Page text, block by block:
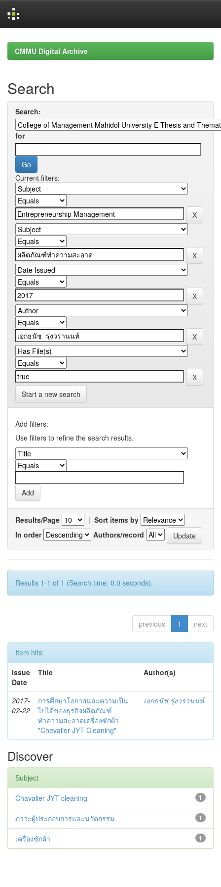
navigationCMMU Digital Archive
Search
Search:
for
Current filters:
Start a new search
Add filters:
Use filters to refine the search results.
Results/Page | Sort items by
In order
Authors/record
Results 1-1 of 1 (Search time: 0.0 seconds).
previous 1 next
Item hits:
Issue
Date
Title Author(s)
2017-
02-22
การศึกษาโอกาสและความเป็น
ไปได้ของธุรกิจผลิตภัณฑ์
ทำความสะอาดเครื่องซักผ้า
"Chevalier JYT Cleaning"
เอกธนัช รุ่งวรานนท์
Discover
Subject
1
Chavalier JYT cleaning
1
ภาวะผู้ประกอบการและนวัตกรรม
1
เครื่องซักผ้า